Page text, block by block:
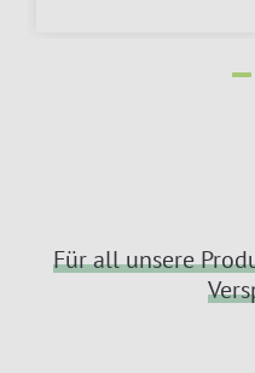
Für all unsere